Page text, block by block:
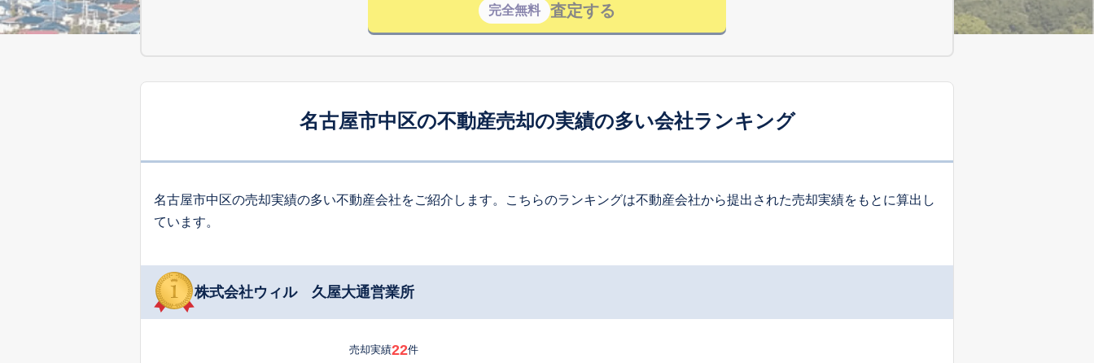
完全無料 査定する
名古屋市中区の不動産売却の実績の多い会社ランキング
名古屋市中区の売却実績の多い不動産会社をご紹介します。こちらのランキングは不動産会社から提出された売却実績をもとに算出し
ています。
株式会社ウィル 久屋大通営業所
売却実績22件